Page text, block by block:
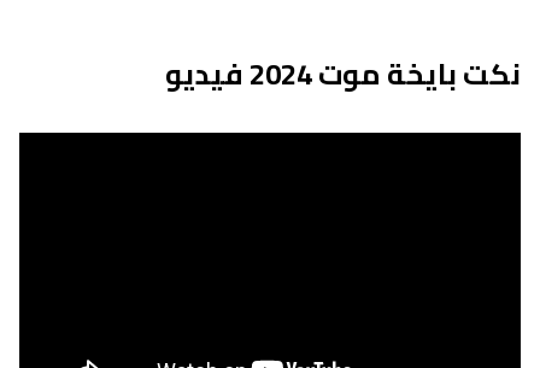
نكت بايخة موت 2024 فيديو